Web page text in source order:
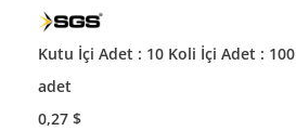
Kutu İçi Adet : 10 Koli İçi Adet : 100
adet
0,27 $